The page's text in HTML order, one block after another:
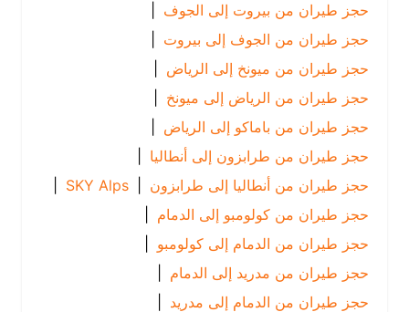
حجز طيران من بيروت إلى الجوف |
حجز طيران من الجوف إلى بيروت
|
حجز طيران من ميونخ إلى الرياض
|
حجز طيران من الرياض إلى ميونخ |
حجز طيران من باماكو إلى الرياض
|
حجز طيران من طرابزون إلى أنطاليا
|
حجز طيران من أنطاليا إلى طرابزون |
SKY Alps
|
حجز طيران من كولومبو إلى الدمام
|
حجز طيران من الدمام إلى كولومبو |
حجز طيران من مدريد إلى الدمام
|
حجز طيران من الدمام إلى مدريد |